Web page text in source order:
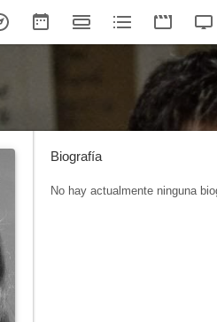
Biografía
No hay actualmente ninguna